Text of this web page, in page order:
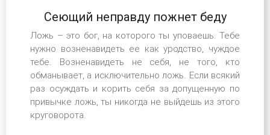
Сеющий неправду пожнет беду
Ложь – это бог, на которого ты уповаешь. Тебе
нужно возненавидеть ее как уродство, чуждое
тебе. Возненавидеть не себя, не того, кто
обманывает, а исключительно ложь. Если всякий
раз осуждать и корить себя за допущенную по
привычке ложь, ты никогда не выйдешь из этого
круговорота.